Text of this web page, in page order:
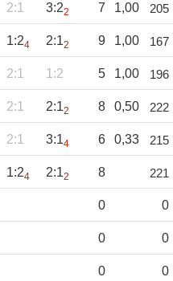
2:1 3:22 7 1,00 205
1:24 2:12 9 1,00 167
2:1 1:2 5 1,00 196
2:1 2:12 8 0,50 222
2:1 3:14 6 0,33 215
1:24 2:12 8 221
0 0
0 0
0 0